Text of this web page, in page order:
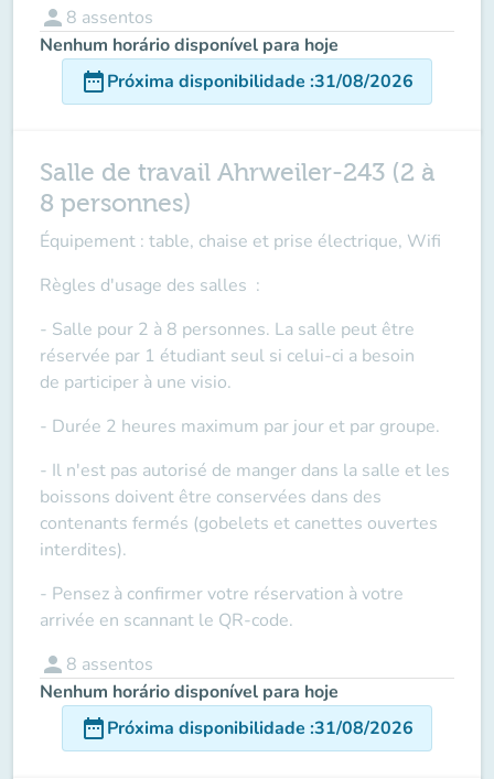
person 8 assentos
Nenhum horário disponível para hoje
date_rangePróxima disponibilidade :31/08/2026
Salle de travail Ahrweiler-243 (2 à
8 personnes)
Équipement : table, chaise et prise électrique, Wifi
Règles d'usage des salles :
- Salle pour 2 à 8 personnes. La salle peut être
réservée par 1 étudiant seul si celui-ci a besoin
de participer à une visio.
- Durée 2 heures maximum par jour et par groupe.
- Il n'est pas autorisé de manger dans la salle et les
boissons doivent être conservées dans des
contenants fermés (gobelets et canettes ouvertes
interdites).
- Pensez à confirmer votre réservation à votre
arrivée en scannant le QR-code.
person 8 assentos
Nenhum horário disponível para hoje
date_rangePróxima disponibilidade :31/08/2026